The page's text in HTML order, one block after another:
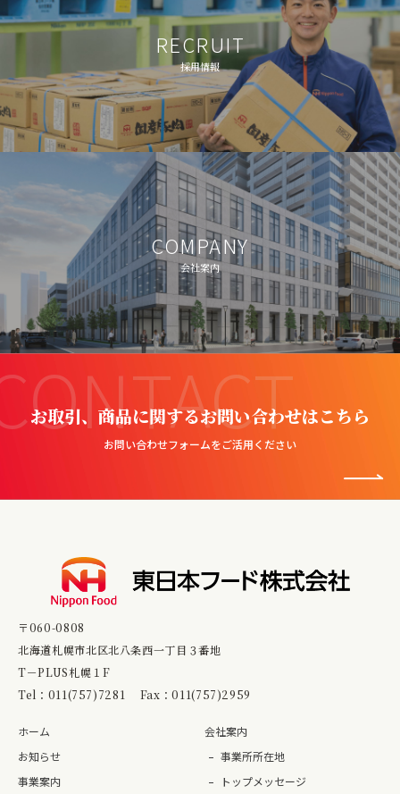
RECRUIT
採用情報
COMPANY
会社案内
お取引、商品に関するお問い合わせはこちら
お問い合わせフォームをご活用ください
〒060-0808
北海道札幌市北区北八条西一丁目３番地
T－PLUS札幌１F
Tel： 011(757)7281 Fax：011(757)2959
ホーム
お知らせ
事業案内
会社案内
事業所所在地
トップメッセージ